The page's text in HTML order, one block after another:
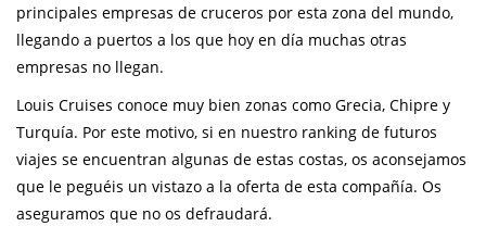
principales empresas de cruceros por esta zona del mundo,
llegando a puertos a los que hoy en día muchas otras
empresas no llegan.
Louis Cruises conoce muy bien zonas como Grecia, Chipre y
Turquía. Por este motivo, si en nuestro ranking de futuros
viajes se encuentran algunas de estas costas, os aconsejamos
que le peguéis un vistazo a la oferta de esta compañía. Os
aseguramos que no os defraudará.